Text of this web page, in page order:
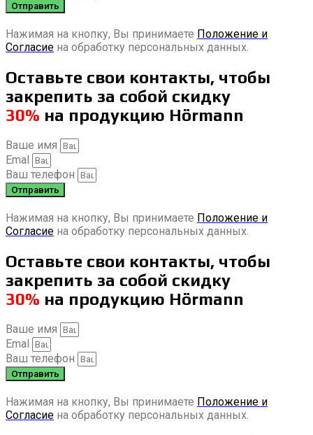
Отправить
Нажимая на кнопку, Вы принимаете Положение и
Согласие на обработку персональных данных.
Оставьте свои контакты, чтобы
закрепить за собой скидку
30% на продукцию Hörmann
Ваше имя
Emal
Ваш телефон
Отправить
Нажимая на кнопку, Вы принимаете Положение и
Согласие на обработку персональных данных.
Оставьте свои контакты, чтобы
закрепить за собой скидку
30% на продукцию Hörmann
Ваше имя
Emal
Ваш телефон
Отправить
Нажимая на кнопку, Вы принимаете Положение и
Согласие на обработку персональных данных.